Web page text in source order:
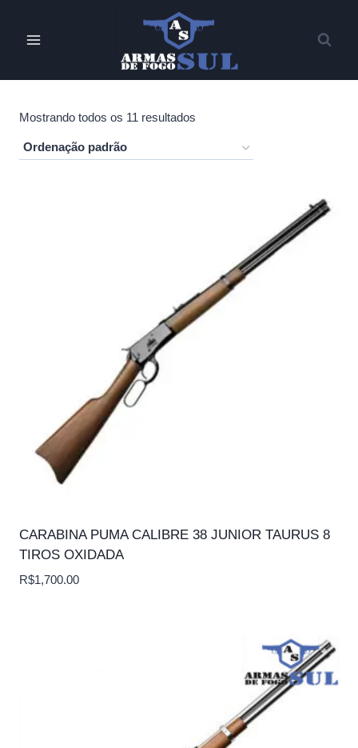
Mostrando todos os 11 resultados
CARABINA PUMA CALIBRE 38 JUNIOR TAURUS 8
TIROS OXIDADA
R$1,700.00